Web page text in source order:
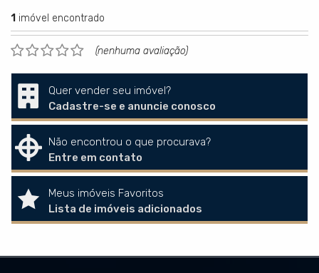
1 imóvel encontrado
(nenhuma avaliação)
Quer vender seu imóvel?
Cadastre-se e anuncie conosco
Não encontrou o que procurava?
Entre em contato
Meus imóveis Favoritos
Lista de imóveis adicionados